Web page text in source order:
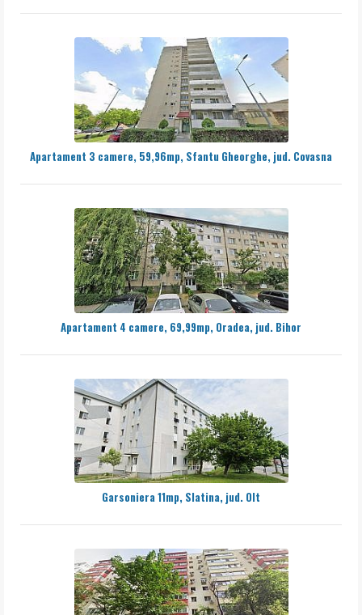
Apartament 3 camere, 59,96mp, Sfantu Gheorghe, jud. Covasna
Apartament 4 camere, 69,99mp, Oradea, jud. Bihor
Garsoniera 11mp, Slatina, jud. Olt